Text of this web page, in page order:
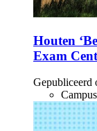
Houten
Exam
Gepubliceerd
Campus